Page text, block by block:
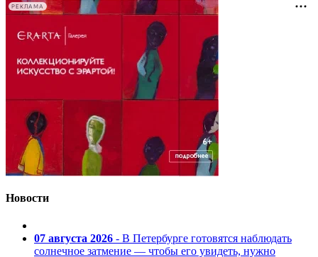
РЕКЛАМА
Новости
07 августа 2026 - В Петербурге готовятся наблюдать
солнечное затмение — чтобы его увидеть, нужно